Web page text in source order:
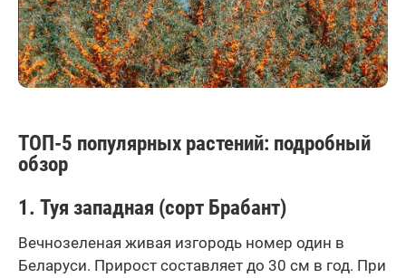
ТОП-5 популярных растений: подробный
обзор
1. Туя западная (сорт Брабант)
Вечнозеленая живая изгородь номер один в
Беларуси. Прирост составляет до 30 см в год. При